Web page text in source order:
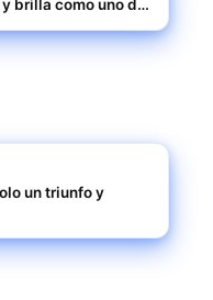
brilla como uno de
un triunfo y